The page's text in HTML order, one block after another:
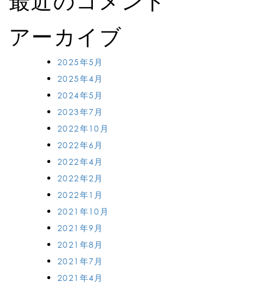
アーカイブ
2025年5月
2025年4月
2024年5月
2023年7月
2022年10月
2022年6月
2022年4月
2022年2月
2022年1月
2021年10月
2021年9月
2021年8月
2021年7月
2021年4月